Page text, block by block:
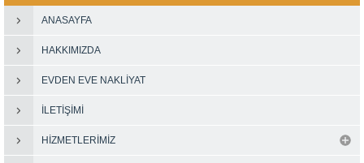
ANASAYFA
HAKKIMIZDA
EVDEN EVE NAKLIYAT
İLETIŞIMI
HIZMETLERIMIZ